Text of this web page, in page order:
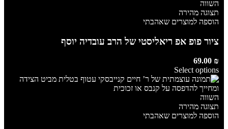
השווה
תצוגה מהירה
הוספה למוצרים שאהבתי
ציור פופ אפ ריאליסטי של הרב עובדיה יוסף
69.00 ₪
Select options
השווה
תצוגה מהירה
הוספה למוצרים שאהבתי